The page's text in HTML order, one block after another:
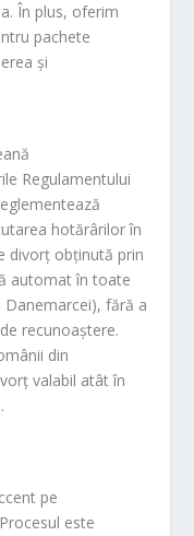
În plus, oferim
pachete
și
Regulamentului
hotărârilor în
divorț obținută prin
automat în toate
Danemarcei), fără a
recunoaștere.
din
valabil atât în
pe
este